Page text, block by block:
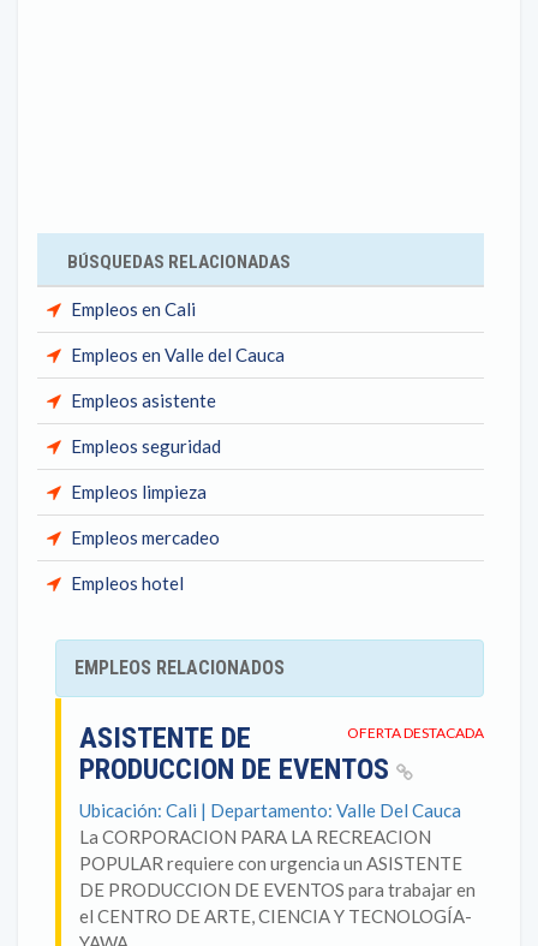
BÚSQUEDAS RELACIONADAS
Empleos en Cali
Empleos en Valle del Cauca
Empleos asistente
Empleos seguridad
Empleos limpieza
Empleos mercadeo
Empleos hotel
EMPLEOS RELACIONADOS
OFERTA DESTACADA
ASISTENTE DE
PRODUCCION DE EVENTOS
Ubicación: Cali | Departamento: Valle Del Cauca
La CORPORACION PARA LA RECREACION
POPULAR requiere con urgencia un ASISTENTE
DE PRODUCCION DE EVENTOS para trabajar en
el CENTRO DE ARTE, CIENCIA Y TECNOLOGÍA-